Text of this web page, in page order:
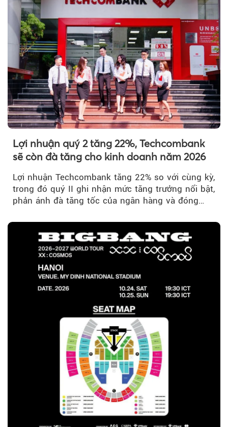
Lợi nhuận quý 2 tăng 22%, Techcombank
sẽ còn đà tăng cho kinh doanh năm 2026
Lợi nhuận Techcombank tăng 22% so với cùng kỳ,
trong đó quý II ghi nhận mức tăng trưởng nổi bật,
phản ánh đà tăng tốc của ngân hàng và đóng